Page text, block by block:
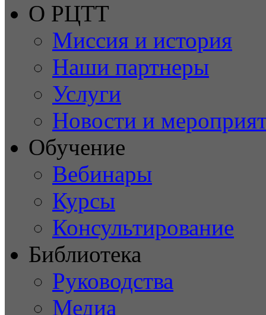
О РЦТТ
Миссия и история
Наши партнеры
Услуги
Новости и
Обучение
Вебинары
Курсы
Консультирование
Библиотека
Руководства
Медиа